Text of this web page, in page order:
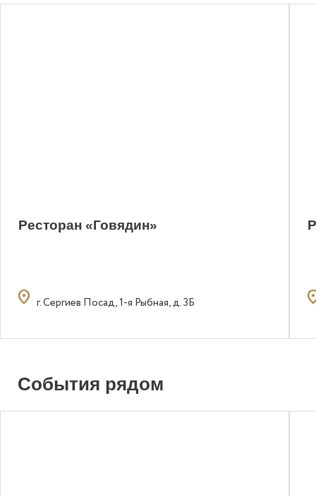
Ресторан «Говядин»
location_on г. Сергиев Посад, 1-я Рыбная, д. 3Б
События рядом